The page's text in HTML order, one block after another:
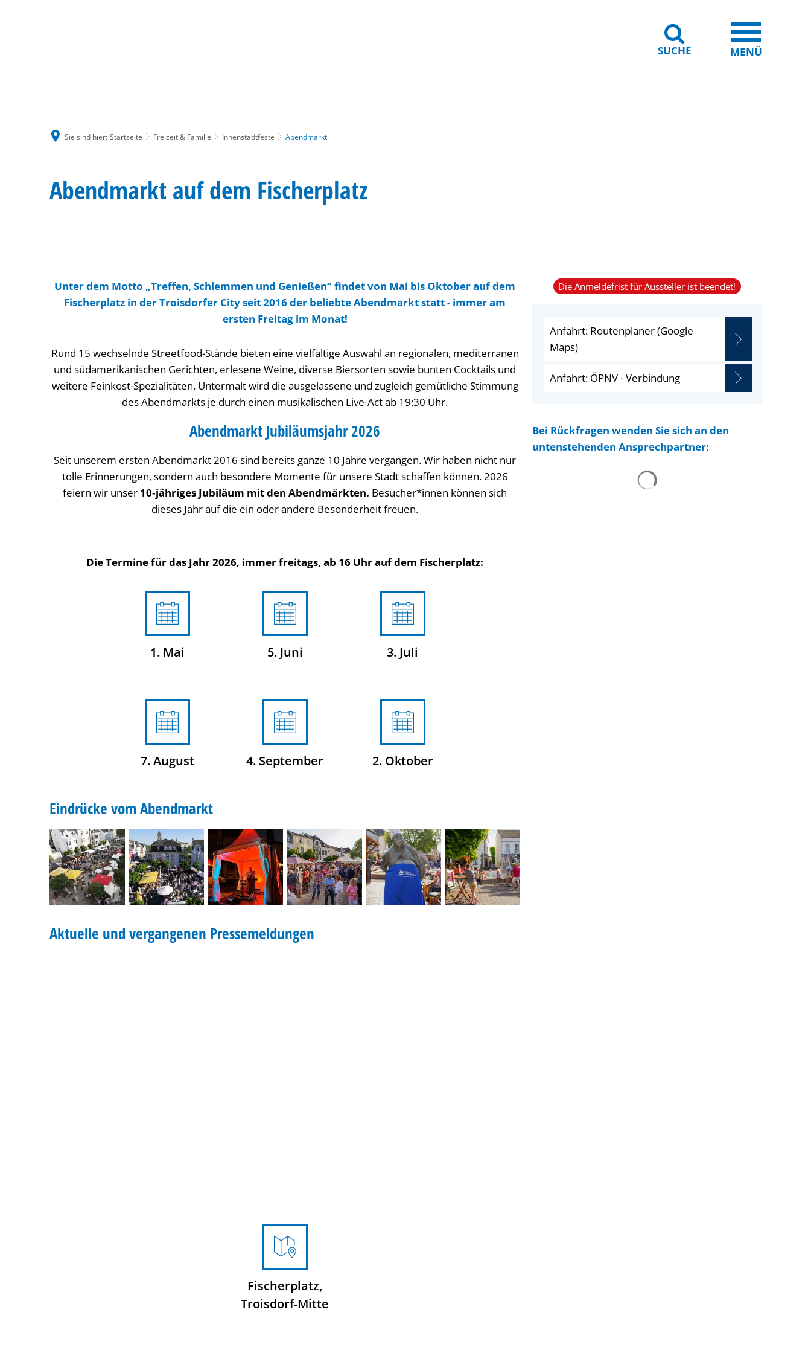
SUCHE MENÜ
Sie sind hier: Startseite Freizeit & Familie Innenstadtfeste Abendmarkt
Abendmarkt
Abendmarkt auf dem Fischerplatz
Unter dem Motto „Treffen, Schlemmen und Genießen“ findet von Mai bis Oktober auf dem
Fischerplatz in der Troisdorfer City seit 2016 der beliebte Abendmarkt statt - immer am
ersten Freitag im Monat!
Rund 15 wechselnde Streetfood-Stände bieten eine vielfältige Auswahl an regionalen, mediterranen
und südamerikanischen Gerichten, erlesene Weine, diverse Biersorten sowie bunten Cocktails und
weitere Feinkost-Spezialitäten. Untermalt wird die ausgelassene und zugleich gemütliche Stimmung
des Abendmarkts je durch einen musikalischen Live-Act ab 19:30 Uhr.
Abendmarkt Jubiläumsjahr 2026
Seit unserem ersten Abendmarkt 2016 sind bereits ganze 10 Jahre vergangen. Wir haben nicht nur
tolle Erinnerungen, sondern auch besondere Momente für unsere Stadt schaffen können. 2026
feiern wir unser 10‑jähriges Jubiläum mit den Abendmärkten. Besucher*innen können sich
dieses Jahr auf die ein oder andere Besonderheit freuen.
Die Termine für das Jahr 2026, immer freitags, ab 16 Uhr auf dem Fischerplatz:
1. Mai 5. Juni 3. Juli
7. August 4. September 2. Oktober
Eindrücke vom Abendmarkt
Aktuelle und vergangenen Pressemeldungen
Fischerplatz,
Troisdorf-Mitte
Die Anmeldefrist für Aussteller ist beendet!
Anfahrt: Routenplaner (Google
Maps)
Anfahrt: ÖPNV - Verbindung
Bei Rückfragen wenden Sie sich an den
untenstehenden Ansprechpartner: